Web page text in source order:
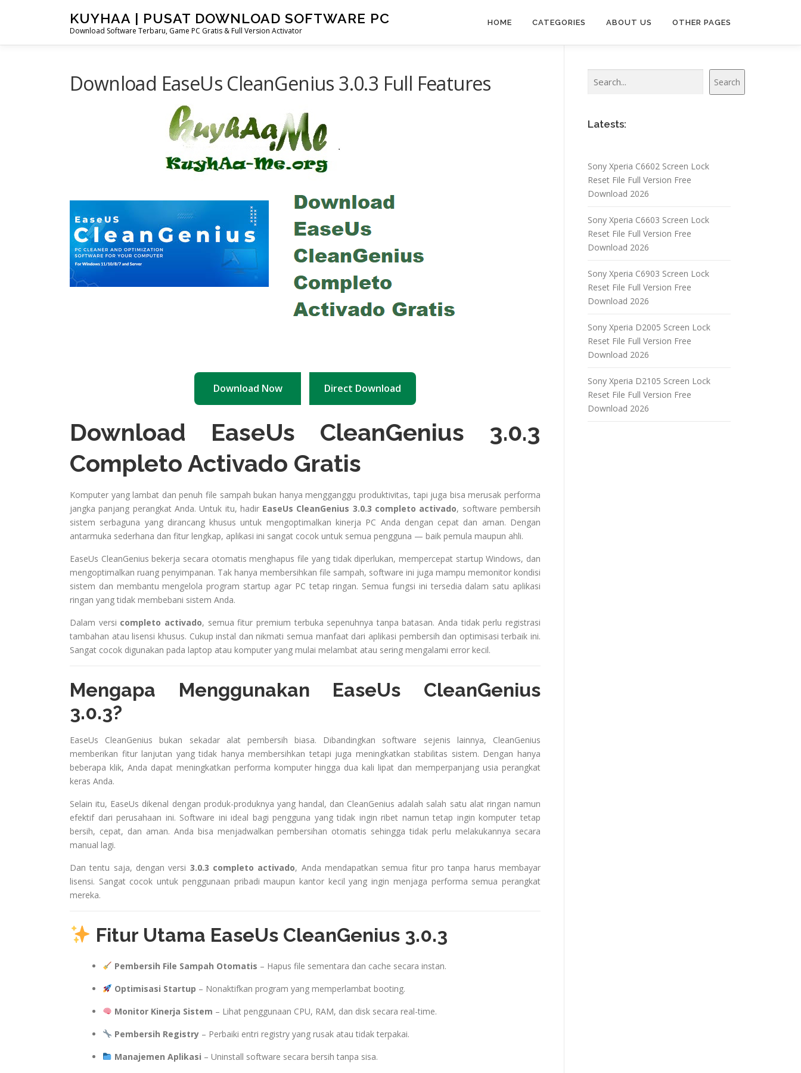
KUYHAA | PUSAT DOWNLOAD SOFTWARE PC
Download Software Terbaru, Game PC Gratis & Full Version Activator
HOME CATEGORIES ABOUT US OTHER PAGES
Download EaseUs CleanGenius 3.0.3 Full Features
Download Now Direct Download
Download EaseUs CleanGenius 3.0.3
Completo Activado Gratis
Komputer yang lambat dan penuh file sampah bukan hanya mengganggu produktivitas, tapi juga bisa merusak performa
jangka panjang perangkat Anda. Untuk itu, hadir EaseUs CleanGenius 3.0.3 completo activado, software pembersih
sistem serbaguna yang dirancang khusus untuk mengoptimalkan kinerja PC Anda dengan cepat dan aman. Dengan
antarmuka sederhana dan fitur lengkap, aplikasi ini sangat cocok untuk semua pengguna — baik pemula maupun ahli.
EaseUs CleanGenius bekerja secara otomatis menghapus file yang tidak diperlukan, mempercepat startup Windows, dan
mengoptimalkan ruang penyimpanan. Tak hanya membersihkan file sampah, software ini juga mampu memonitor kondisi
sistem dan membantu mengelola program startup agar PC tetap ringan. Semua fungsi ini tersedia dalam satu aplikasi
ringan yang tidak membebani sistem Anda.
Dalam versi completo activado, semua fitur premium terbuka sepenuhnya tanpa batasan. Anda tidak perlu registrasi
tambahan atau lisensi khusus. Cukup instal dan nikmati semua manfaat dari aplikasi pembersih dan optimisasi terbaik ini.
Sangat cocok digunakan pada laptop atau komputer yang mulai melambat atau sering mengalami error kecil.
Mengapa Menggunakan EaseUs CleanGenius
3.0.3?
EaseUs CleanGenius bukan sekadar alat pembersih biasa. Dibandingkan software sejenis lainnya, CleanGenius
memberikan fitur lanjutan yang tidak hanya membersihkan tetapi juga meningkatkan stabilitas sistem. Dengan hanya
beberapa klik, Anda dapat meningkatkan performa komputer hingga dua kali lipat dan memperpanjang usia perangkat
keras Anda.
Selain itu, EaseUs dikenal dengan produk-produknya yang handal, dan CleanGenius adalah salah satu alat ringan namun
efektif dari perusahaan ini. Software ini ideal bagi pengguna yang tidak ingin ribet namun tetap ingin komputer tetap
bersih, cepat, dan aman. Anda bisa menjadwalkan pembersihan otomatis sehingga tidak perlu melakukannya secara
manual lagi.
Dan tentu saja, dengan versi 3.0.3 completo activado, Anda mendapatkan semua fitur pro tanpa harus membayar
lisensi. Sangat cocok untuk penggunaan pribadi maupun kantor kecil yang ingin menjaga performa semua perangkat
mereka.
Fitur Utama EaseUs CleanGenius 3.0.3
Pembersih File Sampah Otomatis – Hapus file sementara dan cache secara instan.
Optimisasi Startup – Nonaktifkan program yang memperlambat booting.
Monitor Kinerja Sistem – Lihat penggunaan CPU, RAM, dan disk secara real-time.
Pembersih Registry– Perbaiki entri registry yang rusak atau tidak terpakai.
Manajemen Aplikasi – Uninstall software secara bersih tanpa sisa.
Search
Latests:
Sony Xperia C6602 Screen Lock
Reset File Full Version Free
Download 2026
Sony Xperia C6603 Screen Lock
Reset File Full Version Free
Download 2026
Sony Xperia C6903 Screen Lock
Reset File Full Version Free
Download 2026
Sony Xperia D2005 Screen Lock
Reset File Full Version Free
Download 2026
Sony Xperia D2105 Screen Lock
Reset File Full Version Free
Download 2026